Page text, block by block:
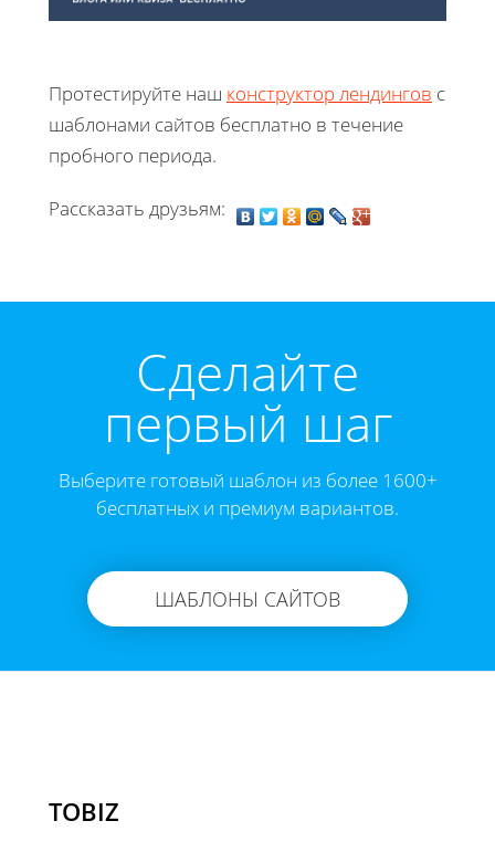
Протестируйте наш конструктор лендингов с
шаблонами сайтов бесплатно в течение
пробного периода.
Рассказать друзьям:
Cделайте
первый шаг
Выберите готовый шаблон из более 1600+
бесплатных и премиум вариантов.
ШАБЛОНЫ САЙТОВ
TOBIZ